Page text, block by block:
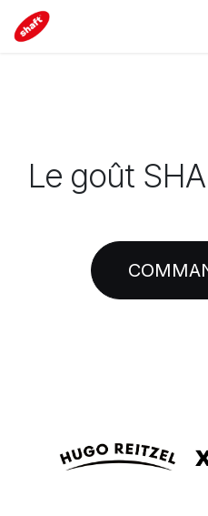
Se rendre au contenu
Le goût